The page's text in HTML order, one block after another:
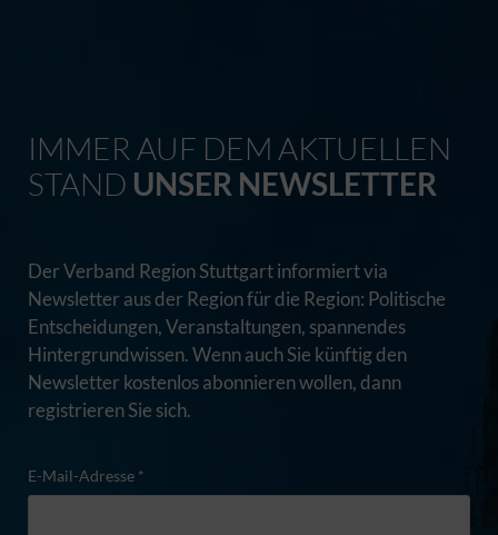
IMMER AUF DEM AKTUELLEN
STAND UNSER NEWSLETTER
Der Verband Region Stuttgart informiert via
Newsletter aus der Region für die Region: Politische
Entscheidungen, Veranstaltungen, spannendes
Hintergrundwissen. Wenn auch Sie künftig den
Newsletter kostenlos abonnieren wollen, dann
registrieren Sie sich.
E-Mail-Adresse *